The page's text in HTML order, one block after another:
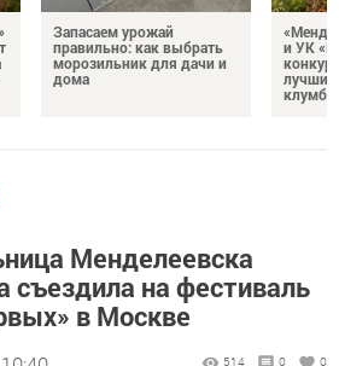
Запасаем урожай
правильно: как выбрать
морозильник для дачи и
дома
и УК
лучший
клумбу
Менделеевска
съездила на фестиваль
в Москве
514 0 0